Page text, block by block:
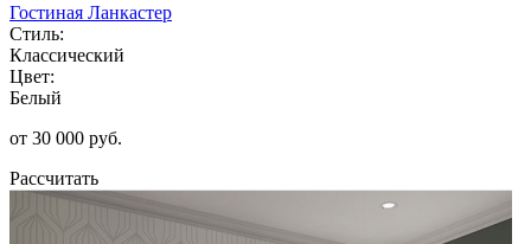
Гостиная Ланкастер
Стиль:
Классический
Цвет:
Белый
от 30 000 руб.
Рассчитать